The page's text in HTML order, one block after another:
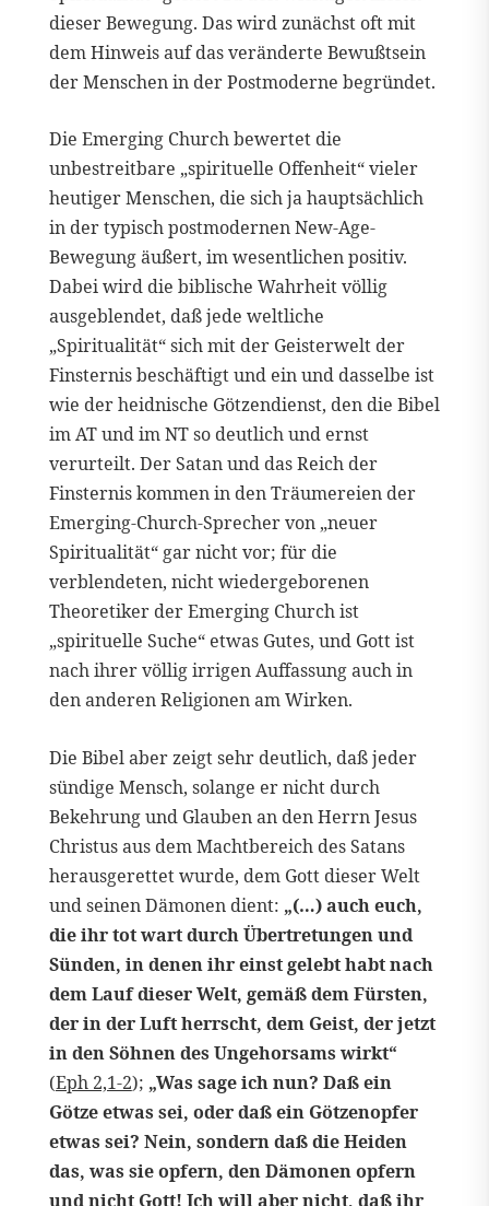
dieser Bewegung. Das wird zunächst oft mit
dem Hinweis auf das veränderte Bewußtsein
der Menschen in der Postmoderne begründet.
Die Emerging Church bewertet die
unbestreitbare „spirituelle Offenheit“ vieler
heutiger Menschen, die sich ja hauptsächlich
in der typisch postmodernen New-Age-
Bewegung äußert, im wesentlichen positiv.
Dabei wird die biblische Wahrheit völlig
ausgeblendet, daß jede weltliche
„Spiritualität“ sich mit der Geisterwelt der
Finsternis beschäftigt und ein und dasselbe ist
wie der heidnische Götzendienst, den die Bibel
im AT und im NT so deutlich und ernst
verurteilt. Der Satan und das Reich der
Finsternis kommen in den Träumereien der
Emerging-Church-Sprecher von „neuer
Spiritualität“ gar nicht vor; für die
verblendeten, nicht wiedergeborenen
Theoretiker der Emerging Church ist
„spirituelle Suche“ etwas Gutes, und Gott ist
nach ihrer völlig irrigen Auffassung auch in
den anderen Religionen am Wirken.
Die Bibel aber zeigt sehr deutlich, daß jeder
sündige Mensch, solange er nicht durch
Bekehrung und Glauben an den Herrn Jesus
Christus aus dem Machtbereich des Satans
herausgerettet wurde, dem Gott dieser Welt
und seinen Dämonen dient: „(…) auch euch,
die ihr tot wart durch Übertretungen und
Sünden, in denen ihr einst gelebt habt nach
dem Lauf dieser Welt, gemäß dem Fürsten,
der in der Luft herrscht, dem Geist, der jetzt
in den Söhnen des Ungehorsams wirkt“
(Eph 2,1-2); „Was sage ich nun? Daß ein
Götze etwas sei, oder daß ein Götzenopfer
etwas sei? Nein, sondern daß die Heiden
das, was sie opfern, den Dämonen opfern
und nicht Gott! Ich will aber nicht, daß ihr